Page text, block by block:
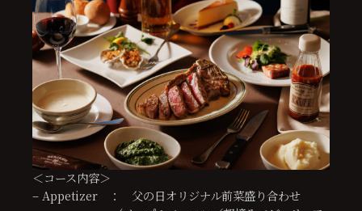
＜コース内容＞
– Appetizer ： 父の日オリジナル前菜盛り合わせ